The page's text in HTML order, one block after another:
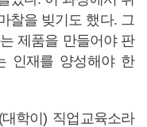
찰을 빚기도 했다. 그
제품을 만들어야 판
인재를 양성해야 한
학이) 직업교육소라